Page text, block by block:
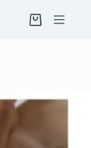
Кошик